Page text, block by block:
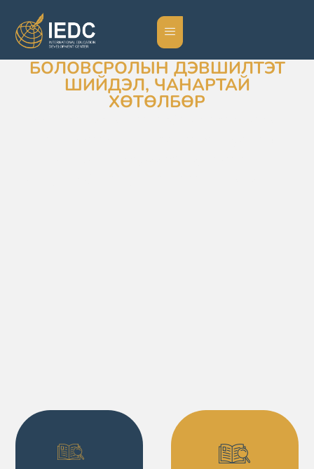
БОЛОВСРОЛЫН ДЭВШИЛТЭТ
ШИЙДЭЛ, ЧАНАРТАЙ
ХӨТӨЛБӨР